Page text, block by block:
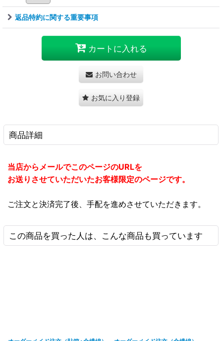
返品特約に関する重要事項
カートに入れる
お問い合わせ
お気に入り登録
商品詳細
当店からメールでこのページのURLを
お送りさせていただいたお客様限定のページです。
ご注文と決済完了後、手配を進めさせていただきます。
この商品を買った人は、こんな商品も買っています